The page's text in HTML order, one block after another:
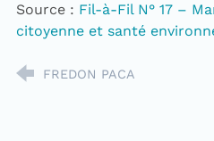
Source : Fil-à-Fil N° 17 –
citoyenne et santé
FREDON PACA